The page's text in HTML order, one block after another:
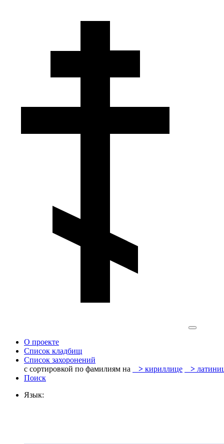
О проекте
Список кладбищ
Список захоронений
с сортировкой по фамилиям на
> кириллице >
Поиск
Язык: